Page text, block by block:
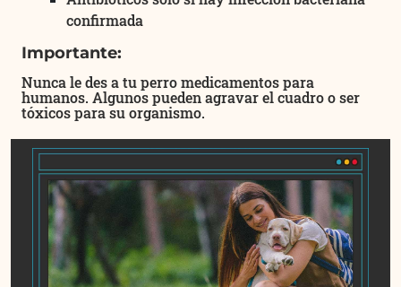
confirmada
Importante:
Nunca le des a tu perro medicamentos para
humanos. Algunos pueden agravar el cuadro o ser
tóxicos para su organismo.